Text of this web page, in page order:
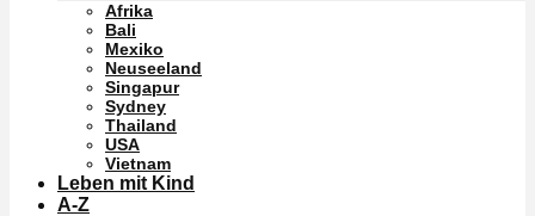
Afrika
Bali
Mexiko
Neuseeland
Singapur
Sydney
Thailand
USA
Vietnam
Leben mit Kind
A-Z